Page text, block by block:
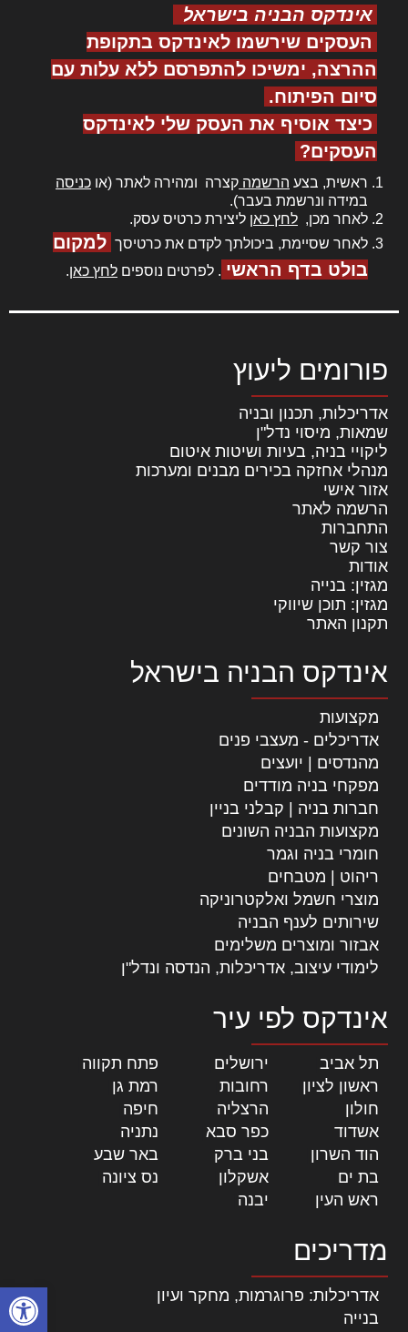
פתח
אינדקס הבניה בישראל
העסקים שירשמו לאינדקס בתקופת
ההרצה, ימשיכו להתפרסם ללא עלות עם
סיום הפיתוח.
כיצד אוסיף את העסק שלי לאינדקס
העסקים?
ראשית, בצע הרשמה קצרה ומהירה לאתר (או כניסה
במידה ונרשמת בעבר).
לאחר מכן, לחץ כאן ליצירת כרטיס עסק.
לאחר שסיימת, ביכולתך לקדם את כרטיסך למקום
בולט בדף הראשי . לפרטים נוספים לחץ כאן.
פורומים ליעוץ
אדריכלות, תכנון ובניה
שמאות, מיסוי נדל"ן
ליקויי בניה, בעיות ושיטות איטום
מנהלי אחזקה בכירים מבנים ומערכות
אזור אישי
הרשמה לאתר
התחברות
צור קשר
אודות
מגזין: בנייה
מגזין: תוכן שיווקי
תקנון האתר
אינדקס הבניה בישראל
מקצועות
אדריכלים - מעצבי פנים
מהנדסים | יועצים
מפקחי בניה מודדים
חברות בניה | קבלני בניין
מקצועות הבניה השונים
חומרי בניה וגמר
ריהוט | מטבחים
מוצרי חשמל ואלקטרוניקה
שירותים לענף הבניה
אבזור ומוצרים משלימים
לימודי עיצוב, אדריכלות, הנדסה ונדל"ן
אינדקס לפי עיר
תל אביב ירושלים פתח תקווה
ראשון לציון
רחובות רמת גן
חולון
הרצליה חיפה
אשדוד
כפר סבא נתניה
הוד השרון
בני ברק באר שבע
בת ים
אשקלון נס ציונה
ראש העין
יבנה
מדריכים
אדריכלות: פרוגרמות, מחקר ועיון
בנייה